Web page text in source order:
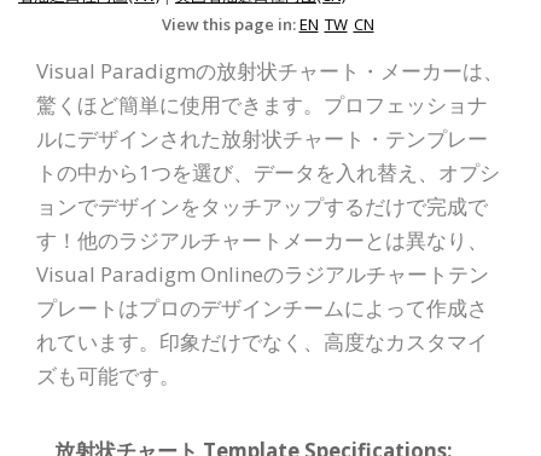
View this page in:EN TW CN
Visual Paradigmの放射状チャート・メーカーは、
驚くほど簡単に使用できます。プロフェッショナ
ルにデザインされた放射状チャート・テンプレー
トの中から1つを選び、データを入れ替え、オプシ
ョンでデザインをタッチアップするだけで完成で
す！他のラジアルチャートメーカーとは異なり、
Visual Paradigm Onlineのラジアルチャートテン
プレートはプロのデザインチームによって作成さ
れています。印象だけでなく、高度なカスタマイ
ズも可能です。